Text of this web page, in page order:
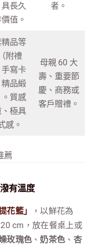
長久
值。
者。
品等
附禮
寫卡
精品緞
質感
、極具
感。
母親 60 大
壽、重要節
慶、商務或
客戶贈禮。
薦
有溫度
花籃」
，以鮮花為
cm，放在餐桌上或
玫瑰色、奶茶色、 杏